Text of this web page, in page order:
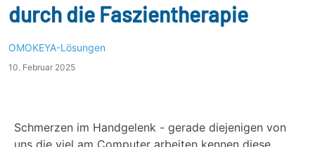
durch die Faszientherapie
OMOKEYA-Lösungen
10. Februar 2025
Schmerzen im Handgelenk - gerade diejenigen von
uns die viel am Computer arbeiten kennen diese